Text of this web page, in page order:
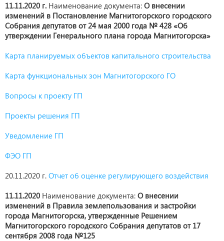
11.11.2020 г. Наименование документа: О внесении
изменений в Постановление Магнитогорского городского
Собрания депутатов от 24 мая 2000 года № 428 «Об
утверждении Генерального плана города Магнитогорска»
Карта планируемых объектов капитального строительства
Карта функциональных зон Магнитогорского ГО
Вопросы к проекту ГП
Проекты решения ГП
Уведомление ГП
ФЭО ГП
20.11.2020 г. Отчет об оценке регулирующего воздействия
11.11.2020 Наименование документа: О внесении
изменений в Правила землепользования и застройки
города Магнитогорска, утвержденные Решением
Магнитогорского городского Собрания депутатов от 17
сентября 2008 года №125